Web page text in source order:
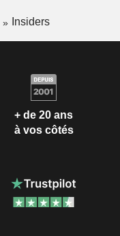
Insiders
+ de 20 ans
à vos côtés